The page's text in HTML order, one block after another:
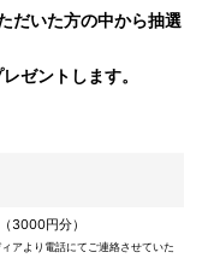
だいた方の中から抽選
ゼントします。
3000円分）
アより電話にてご連絡させていた